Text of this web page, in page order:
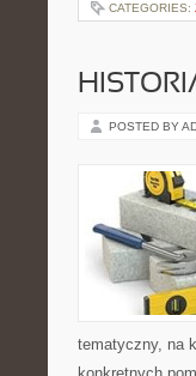
CATEGORIES:
POSTED BY
tematyczny, na